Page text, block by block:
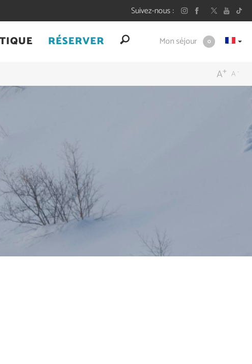
Suivez-nous
RÉSERVER Mon séjour 0
-
A
+
A